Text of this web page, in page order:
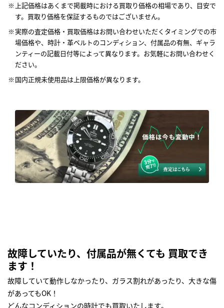
上記価格はあくまで掲載時における買取り価格の相場であり、目安で
す。買取り価格を保証するものではございません。
実際の査定価格・買取価格はお問い合わせいただくタイミングでの市
場価格や、時計・革ベルトのコンディション、付属品の有無、ギャラ
ンティーの記載日付等によって異なります。お気軽にお問い合わせく
ださい。
国内正規未使用品は上限価格が異なります。
故障していたり、付属品が無くても 買取でき
ます！
故障していて動作しなかったり、ガラス割れがあったり、大きな傷
があってもOK！
どんなコンディションの時計でも買取いたします｡